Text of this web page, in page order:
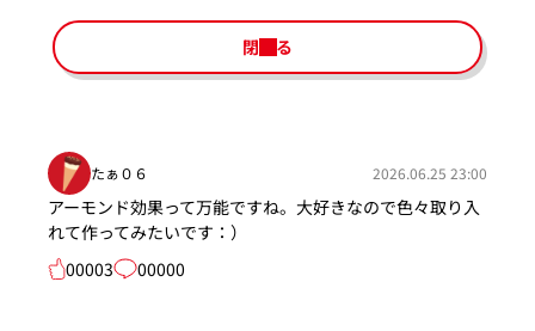
閉じる
たぁ０６ 2026.06.25 23:00
アーモンド効果って万能ですね。大好きなので色々取り入
れて作ってみたいです：）
00003
00000